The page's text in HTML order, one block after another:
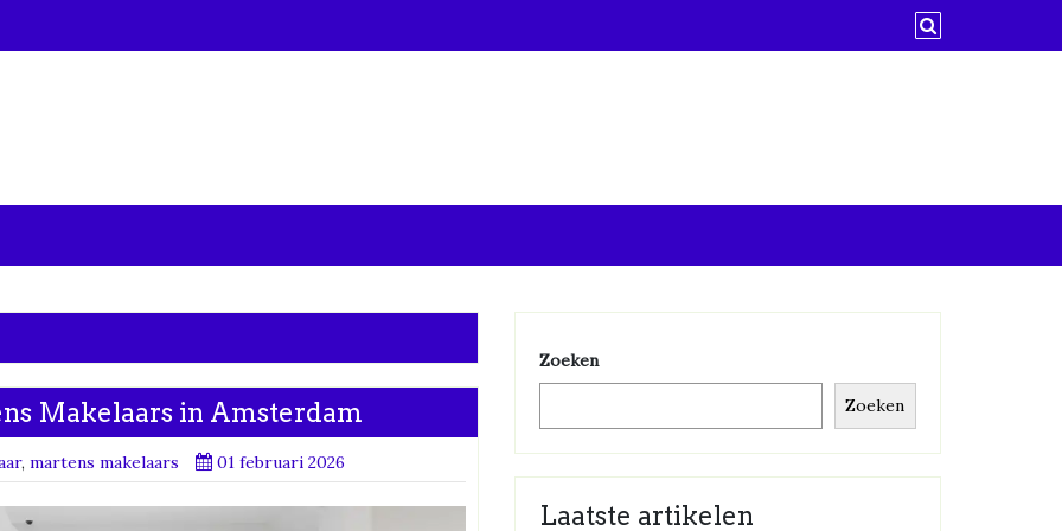
Makelaars in Amsterdam
, martens makelaars 01 februari 2026
Zoeken
Zoeken
Laatste artikelen